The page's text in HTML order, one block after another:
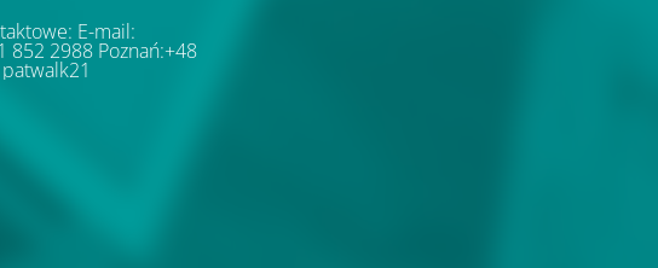
E-mail:
852 2988 Poznań:+48